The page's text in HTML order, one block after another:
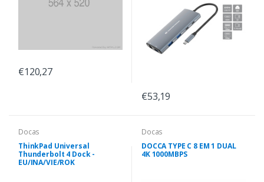
€120,27
€53,19
Docas
ThinkPad Universal
Thunderbolt 4 Dock -
EU/INA/VIE/ROK
Docas
DOCCA TYPE C 8 EM 1 DUAL
4K 1000MBPS